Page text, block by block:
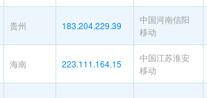
贵州 183.204.229.39
中国河南信阳
移动
海南 223.111.164.15
中国江苏淮安
移动